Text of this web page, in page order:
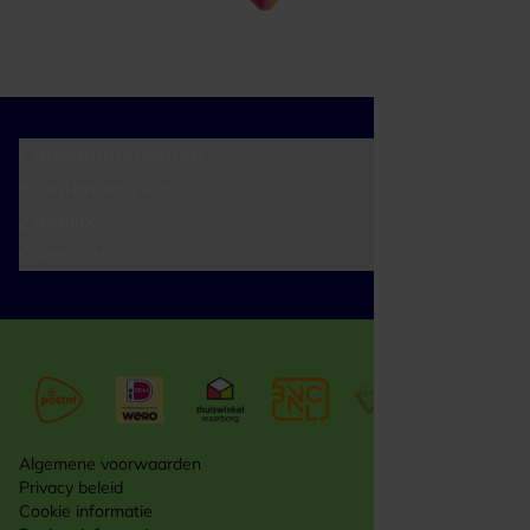
Algemene voorwaarden
Privacy beleid
Cookie informatie